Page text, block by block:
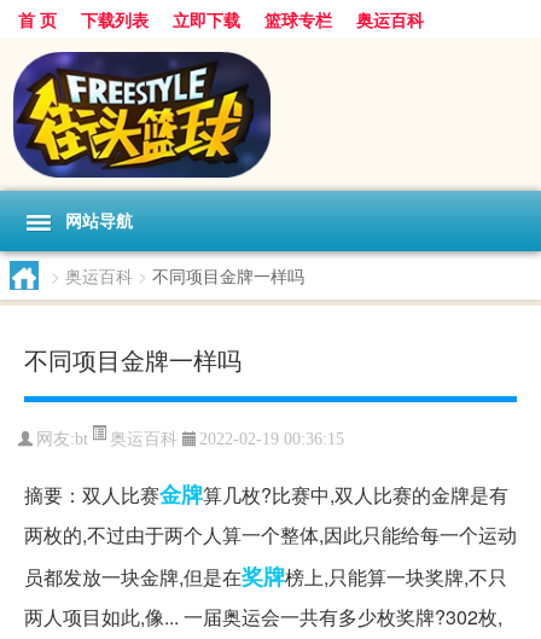
首 页 下载列表 立即下载 篮球专栏 奥运百科
网站导航
> 奥运百科 > 不同项目金牌一样吗
不同项目金牌一样吗
网友:bt 奥运百科 2022-02-19 00:36:15
摘要：双人比赛金牌算几枚?比赛中,双人比赛的金牌是有
两枚的,不过由于两个人算一个整体,因此只能给每一个运动
员都发放一块金牌,但是在奖牌榜上,只能算一块奖牌,不只
两人项目如此,像... 一届奥运会一共有多少枚奖牌?302枚,